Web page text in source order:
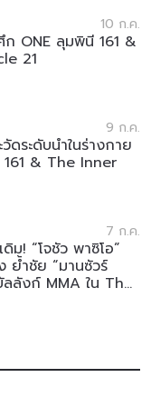
10 ก.ค.
ONE ลุมพินี 161 &
21
9 ก.ค.
ดระดับน้ำในร่างกาย
& The Inner
7 ก.ค.
ม! “โจชัว พาซิโอ”
ย้ำชัย “มานซัวร์
ลลังก์ MMA ใน The